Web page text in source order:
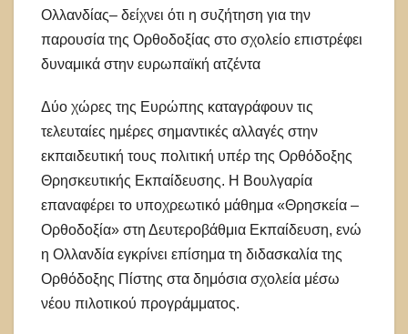
Ολλανδίας– δείχνει ότι η συζήτηση για την
παρουσία της Ορθοδοξίας στο σχολείο επιστρέφει
δυναμικά στην ευρωπαϊκή ατζέντα
Δύο χώρες της Ευρώπης καταγράφουν τις
τελευταίες ημέρες σημαντικές αλλαγές στην
εκπαιδευτική τους πολιτική υπέρ της Ορθόδοξης
Θρησκευτικής Εκπαίδευσης. Η Βουλγαρία
επαναφέρει το υποχρεωτικό μάθημα «Θρησκεία –
Ορθοδοξία» στη Δευτεροβάθμια Εκπαίδευση, ενώ
η Ολλανδία εγκρίνει επίσημα τη διδασκαλία της
Ορθόδοξης Πίστης στα δημόσια σχολεία μέσω
νέου πιλοτικού προγράμματος.